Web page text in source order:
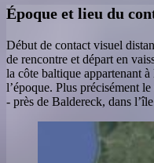
Époque et lieu du
Début de contact visuel
de rencontre et départ en
la côte baltique appartenant
l’époque. Plus précisément
- près de Baldereck, dans